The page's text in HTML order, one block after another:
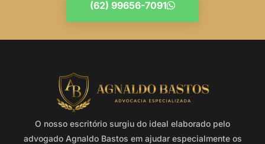
(62) 99656-7091
O nosso escritório surgiu do ideal elaborado pelo
advogado Agnaldo Bastos em ajudar especialmente os